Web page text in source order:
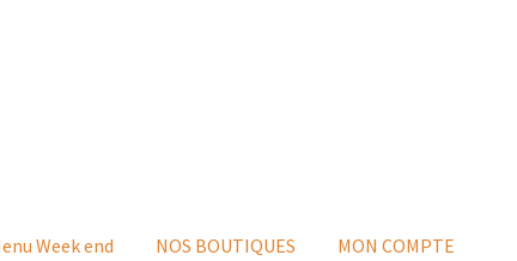
Week end NOS BOUTIQUES MON COMPTE